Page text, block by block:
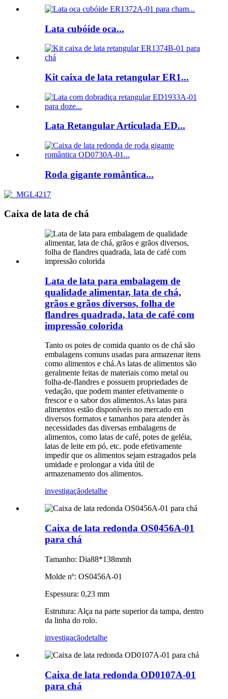
Lata cubóide oca...
Kit caixa de lata retangular ER1...
Lata Retangular Articulada ED...
Roda gigante romântica...
Caixa de lata de chá
Lata de lata para embalagem de
qualidade alimentar, lata de chá,
grãos e grãos diversos, folha de
flandres quadrada, lata de café com
impressão colorida
Tanto os potes de comida quanto os de chá são
embalagens comuns usadas para armazenar itens
como alimentos e chá.As latas de alimentos são
geralmente feitas de materiais como metal ou
folha-de-flandres e possuem propriedades de
vedação, que podem manter efetivamente o
frescor e o sabor dos alimentos.As latas para
alimentos estão disponíveis no mercado em
diversos formatos e tamanhos para atender às
necessidades das diversas embalagens de
alimentos, como latas de café, potes de geléia,
latas de leite em pó, etc. pode efetivamente
impedir que os alimentos sejam estragados pela
umidade e prolongar a vida útil de
armazenamento dos alimentos.
investigaçãodetalhe
Caixa de lata redonda OS0456A-01
para chá
Tamanho: Dia88*138mmh
Molde nº: OS0456A-01
Espessura: 0,23 mm
Estrutura: Alça na parte superior da tampa, dentro
da linha do rolo.
investigaçãodetalhe
Caixa de lata redonda OD0107A-01
para chá